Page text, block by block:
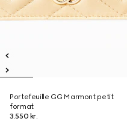
Portefeuille GG Marmont petit
format
3.550 kr.